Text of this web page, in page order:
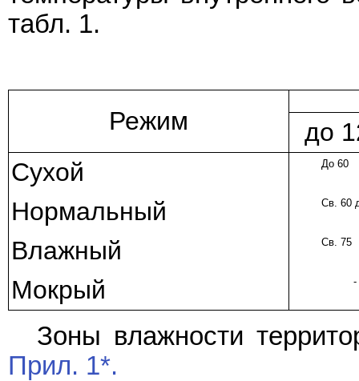
табл. 1.
Режим
до
Сухой
До 60
Нормальный Св. 60
Влажный Св. 75
Мокрый -
Зоны влажности
Прил. 1*.